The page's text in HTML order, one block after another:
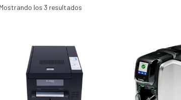
Mostrando los 3 resultados